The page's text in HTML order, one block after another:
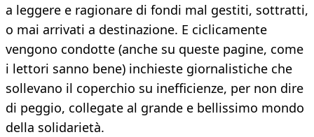
a leggere e ragionare di fondi mal gestiti, sottratti,
o mai arrivati a destinazione. E ciclicamente
vengono condotte (anche su queste pagine, come
i lettori sanno bene) inchieste giornalistiche che
sollevano il coperchio su inefficienze, per non dire
di peggio, collegate al grande e bellissimo mondo
della solidarietà.